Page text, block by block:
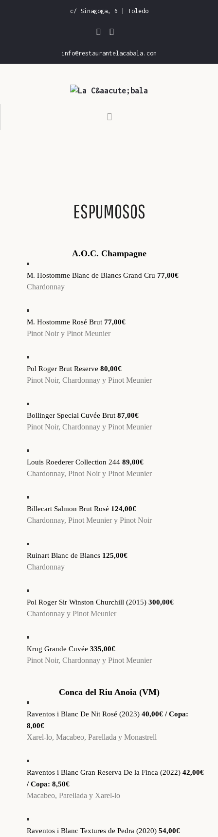
c/ Sinagoga, 6 | Toledo
info@restaurantelacabala.com
CONTACTO
ESPUMOSOS
A.O.C. Champagne
M. Hostomme Blanc de Blancs Grand Cru 77,00€
Chardonnay
M. Hostomme Rosé Brut 77,00€
Pinot Noir y Pinot Meunier
Pol Roger Brut Reserve 80,00€
Pinot Noir, Chardonnay y Pinot Meunier
Bollinger Special Cuvée Brut 87,00€
Pinot Noir, Chardonnay y Pinot Meunier
Louis Roederer Collection 244 89,00€
Chardonnay, Pinot Noir y Pinot Meunier
Billecart Salmon Brut Rosé 124,00€
Chardonnay, Pinot Meunier y Pinot Noir
Ruinart Blanc de Blancs 125,00€
Chardonnay
Pol Roger Sir Winston Churchill (2015) 300,00€
Chardonnay y Pinot Meunier
Krug Grande Cuvée 335,00€
Pinot Noir, Chardonnay y Pinot Meunier
Conca del Riu Anoia (VM)
Raventos i Blanc De Nit Rosé (2023) 40,00€ / Copa:
8,00€
Xarel-lo, Macabeo, Parellada y Monastrell
Raventos i Blanc Gran Reserva De la Finca (2022) 42,00€
/ Copa: 8,50€
Macabeo, Parellada y Xarel-lo
Raventos i Blanc Textures de Pedra (2020) 54,00€